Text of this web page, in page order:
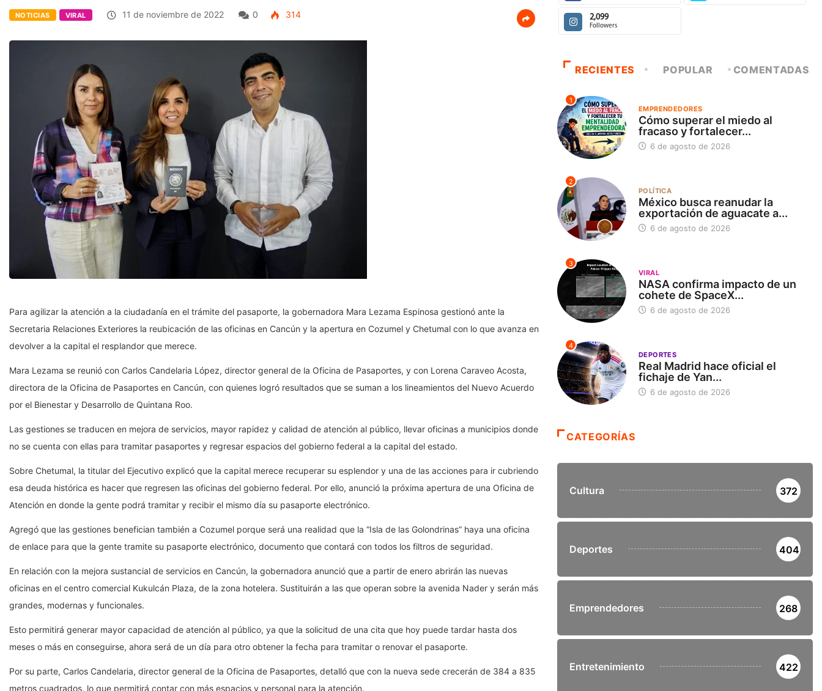
NOTICIAS VIRAL 11 de noviembre de 2022 0 314
Para agilizar la atención a la ciudadanía en el trámite del pasaporte, la gobernadora Mara Lezama Espinosa gestionó ante la
Secretaria Relaciones Exteriores la reubicación de las oficinas en Cancún y la apertura en Cozumel y Chetumal con lo que avanza en
devolver a la capital el resplandor que merece.
Mara Lezama se reunió con Carlos Candelaria López, director general de la Oficina de Pasaportes, y con Lorena Caraveo Acosta,
directora de la Oficina de Pasaportes en Cancún, con quienes logró resultados que se suman a los lineamientos del Nuevo Acuerdo
por el Bienestar y Desarrollo de Quintana Roo.
Las gestiones se traducen en mejora de servicios, mayor rapidez y calidad de atención al público, llevar oficinas a municipios donde
no se cuenta con ellas para tramitar pasaportes y regresar espacios del gobierno federal a la capital del estado.
Sobre Chetumal, la titular del Ejecutivo explicó que la capital merece recuperar su esplendor y una de las acciones para ir cubriendo
esa deuda histórica es hacer que regresen las oficinas del gobierno federal. Por ello, anunció la próxima apertura de una Oficina de
Atención en donde la gente podrá tramitar y recibir el mismo día su pasaporte electrónico.
Agregó que las gestiones benefician también a Cozumel porque será una realidad que la “Isla de las Golondrinas” haya una oficina
de enlace para que la gente tramite su pasaporte electrónico, documento que contará con todos los filtros de seguridad.
En relación con la mejora sustancial de servicios en Cancún, la gobernadora anunció que a partir de enero abrirán las nuevas
oficinas en el centro comercial Kukulcán Plaza, de la zona hotelera. Sustituirán a las que operan sobre la avenida Nader y serán más
grandes, modernas y funcionales.
Esto permitirá generar mayor capacidad de atención al público, ya que la solicitud de una cita que hoy puede tardar hasta dos
meses o más en conseguirse, ahora será de un día para otro obtener la fecha para tramitar o renovar el pasaporte.
Por su parte, Carlos Candelaria, director general de la Oficina de Pasaportes, detalló que con la nueva sede crecerán de 384 a 835
metros cuadrados, lo que permitirá contar con más espacios y personal para la atención.
2,099
Followers
RECIENTES POPULAR COMENTADAS
1
EMPRENDEDORES
Cómo superar el miedo al
fracaso y fortalecer...
6 de agosto de 2026
2
POLÍTICA
México busca reanudar la
exportación de aguacate a...
6 de agosto de 2026
3
VIRAL
NASA confirma impacto de un
cohete de SpaceX...
6 de agosto de 2026
4
DEPORTES
Real Madrid hace oficial el
fichaje de Yan...
6 de agosto de 2026
CATEGORÍAS
Cultura 372
Deportes 404
Emprendedores 268
Entretenimiento 422